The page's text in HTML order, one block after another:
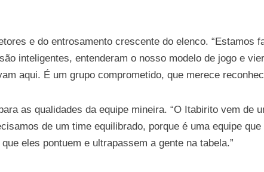
e do entrosamento crescente do elenco. “Estamos
inteligentes, entenderam o nosso modelo de jogo e
aqui. É um grupo comprometido, que merece
as qualidades da equipe mineira. “O Itabirito vem de
de um time equilibrado, porque é uma equipe
eles pontuem e ultrapassem a gente na tabela.”